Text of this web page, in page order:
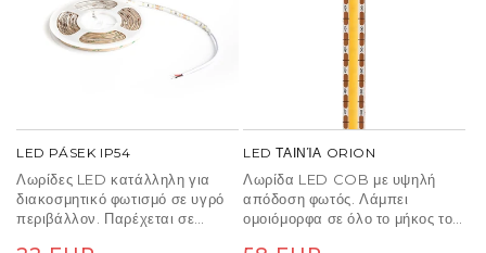
LED PÁSEK IP54
Λωρίδες LED κατάλληλη για
διακοσμητικό φωτισμό σε υγρό
περιβάλλον. Παρέχεται σε
LED ΤΑΙΝΊΑ ORION
Λωρίδα LED COB με υψηλή
απόδοση φωτός. Λάμπει
ομοιόμορφα σε όλο το μήκος του